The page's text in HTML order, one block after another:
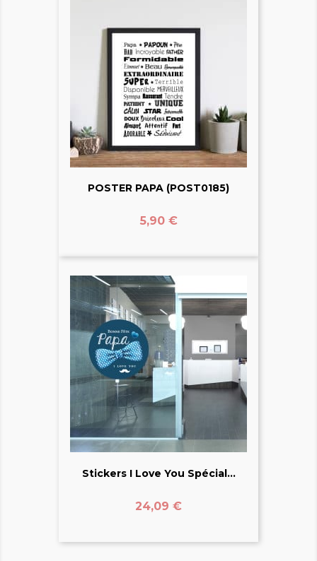
POSTER PAPA (POST0185)
Prix
5,90 €
Stickers I Love You Spécial...
Prix
24,09 €